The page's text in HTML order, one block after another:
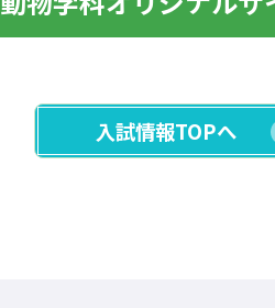
入試情報TOPへ